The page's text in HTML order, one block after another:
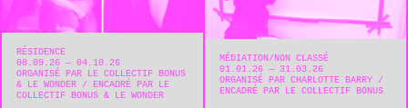
RÉSIDENCE
08.09.26 — 04.10.26
ORGANISÉ PAR LE COLLECTIF BONUS
& LE WONDER
ENCADRÉ PAR LE
COLLECTIF BONUS & LE WONDER
MÉDIATION
NON CLASSÉ
01.01.26 — 31.03.26
ORGANISÉ PAR CHARLOTTE BARRY
ENCADRÉ PAR LE COLLECTIF BONUS